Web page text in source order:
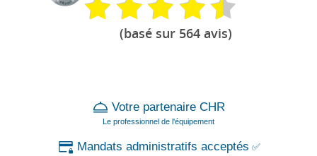
(basé sur 564 avis)
Votre partenaire CHR
Le professionnel de l'équipement
Mandats administratifs acceptés ✅